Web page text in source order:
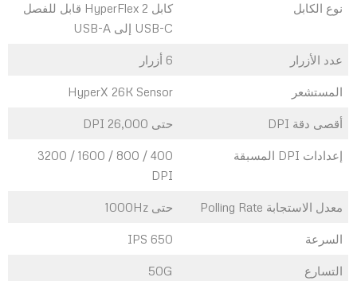
نوع الكابل
كابل HyperFlex 2 قابل للفصل
USB-C إلى USB-A
عدد الأزرار 6 أزرار
المستشعر HyperX 26K Sensor
أقصى دقة DPI حتى 26,000 DPI
إعدادات DPI المسبقة
400 / 800 / 1600 / 3200
DPI
معدل الاستجابة Polling Rate حتى 1000Hz
السرعة 650 IPS
التسارع 50G